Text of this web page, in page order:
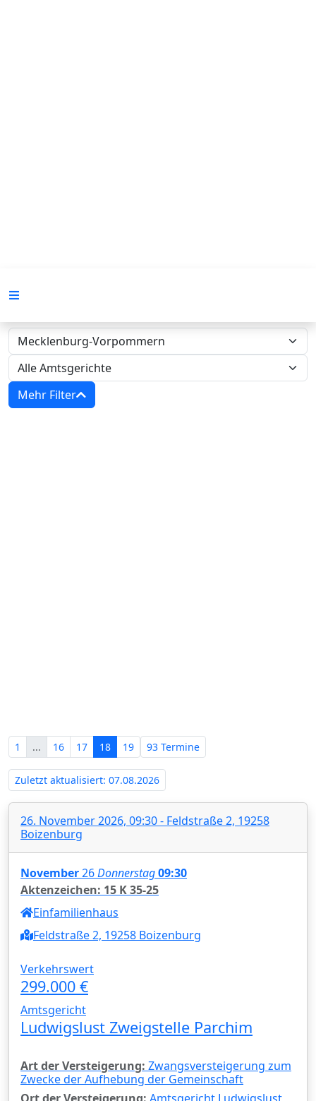
Mehr Filter
1 ... 16 17 18 19 93 Termine
Zuletzt aktualisiert: 07.08.2026
26. November 2026, 09:30 - Feldstraße 2, 19258
Boizenburg
November26Donnerstag09:30
Aktenzeichen: 15 K 35-25
Einfamilienhaus
Feldstraße 2, 19258 Boizenburg
Verkehrswert
299.000 €
Amtsgericht
Ludwigslust Zweigstelle Parchim
Art der Versteigerung: Zwangsversteigerung zum
Zwecke der Aufhebung der Gemeinschaft